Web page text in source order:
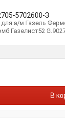
5702600-З
для а/м Газель
Газелист52
В